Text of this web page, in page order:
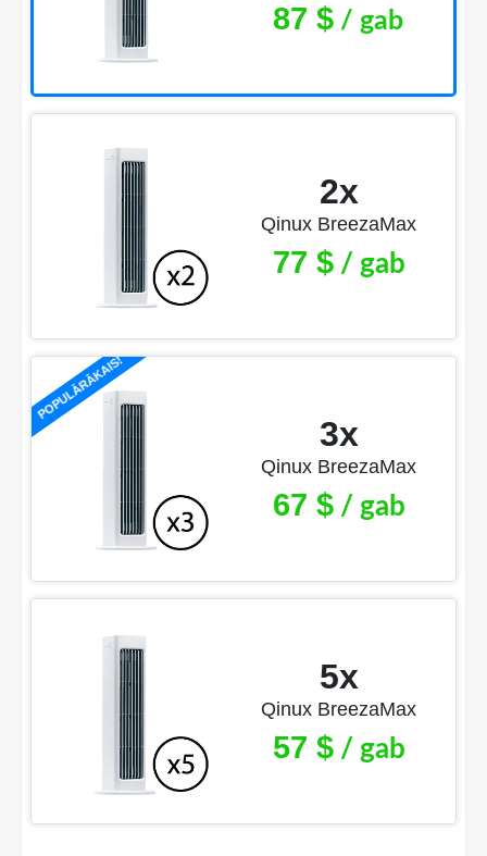
87 $/ gab
2x
Qinux BreezaMax
77 $/ gab
POPULĀRĀKAIS!
3x
Qinux BreezaMax
67 $/ gab
5x
Qinux BreezaMax
57 $/ gab